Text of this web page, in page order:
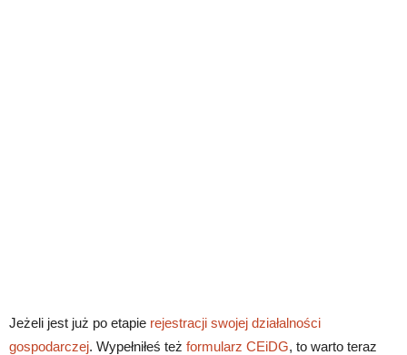
Jeżeli jest już po etapie rejestracji swojej działalności
gospodarczej. Wypełniłeś też formularz CEiDG, to warto teraz